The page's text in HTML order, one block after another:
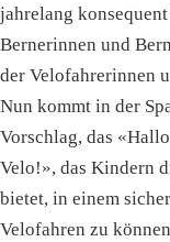
jahrelang
Bernerinnen und
der Velofahrerinnen
Nun kommt in der
Vorschlag, das
Velo!», das Kindern
bietet, in einem
Velofahren zu